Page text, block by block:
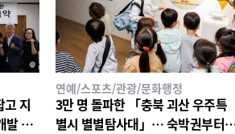
지
발 나
연예/스포츠/관광/문화행정
3만 명 돌파한 「충북 괴산 우주특
별시 별별탐사대」… 숙박권부터